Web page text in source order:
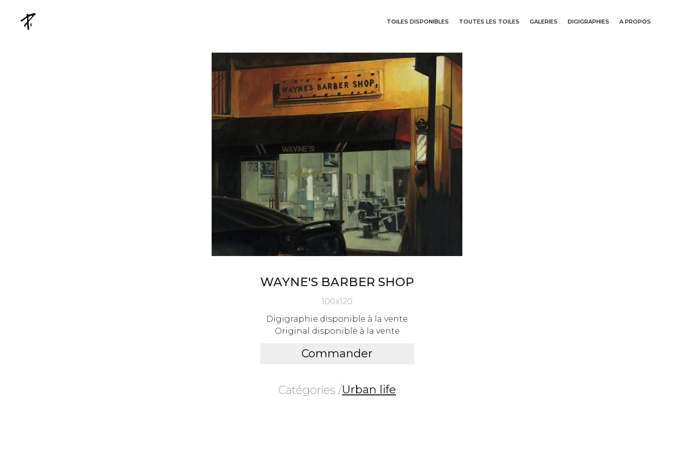
TOILES DISPONIBLES TOUTES LES TOILES GALERIES DIGIGRAPHIES A PROPOS
WAYNE'S BARBER SHOP
100x120
Digigraphie disponible à la vente
Original disponible à la vente
Commander
Catégories /Urban life